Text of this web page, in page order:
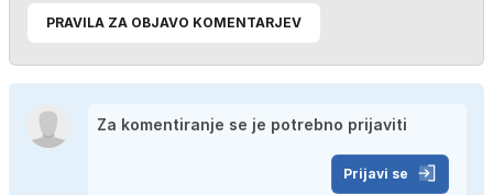
PRAVILA ZA OBJAVO KOMENTARJEV
Prijavi se